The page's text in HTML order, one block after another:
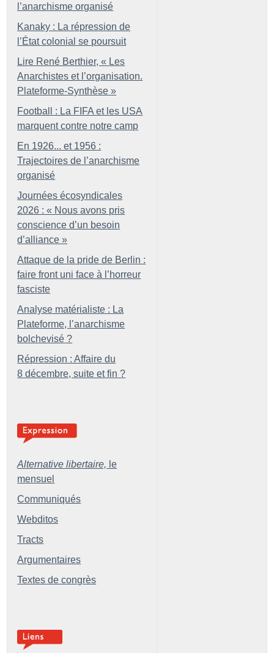
l’anarchisme organisé
Kanaky : La répression de
l’État colonial se poursuit
Lire René Berthier, « Les
Anarchistes et l’organisation.
Plateforme-Synthèse »
Football : La FIFA et les USA
marquent contre notre camp
En 1926... et 1956 :
Trajectoires de l’anarchisme
organisé
Journées écosyndicales
2026 : « Nous avons pris
conscience d’un besoin
d’alliance »
Attaque de la pride de Berlin :
faire front uni face à l’horreur
fasciste
Analyse matérialiste : La
Plateforme, l’anarchisme
bolchevisé ?
Répression : Affaire du
8 décembre, suite et fin ?
Alternative libertaire, le
mensuel
Communiqués
Webditos
Tracts
Argumentaires
Textes de congrès